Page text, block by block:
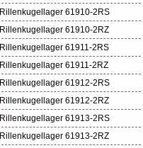
Rillenkugellager 61910-2RS
Rillenkugellager 61910-2RZ
Rillenkugellager 61911-2RS
Rillenkugellager 61911-2RZ
Rillenkugellager 61912-2RS
Rillenkugellager 61912-2RZ
Rillenkugellager 61913-2RS
Rillenkugellager 61913-2RZ